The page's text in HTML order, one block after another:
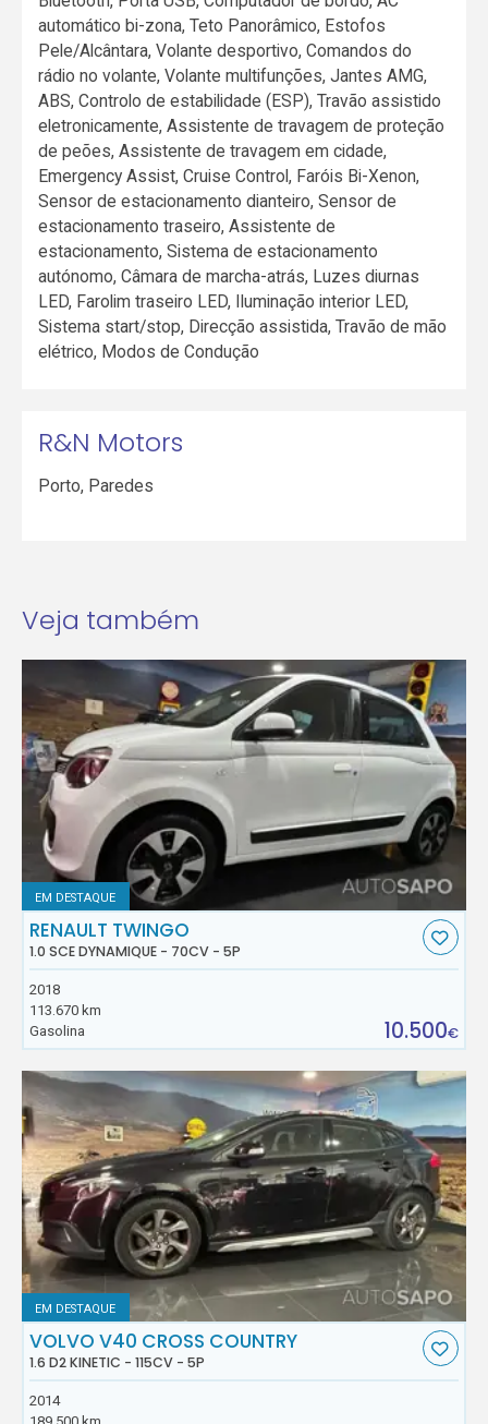
automático bi-zona, Teto Panorâmico, Estofos
Pele/Alcântara, Volante desportivo, Comandos do
rádio no volante, Volante multifunções, Jantes AMG,
ABS, Controlo de estabilidade (ESP), Travão assistido
eletronicamente, Assistente de travagem de proteção
de peões, Assistente de travagem em cidade,
Emergency Assist, Cruise Control, Faróis Bi-Xenon,
Sensor de estacionamento dianteiro, Sensor de
estacionamento traseiro, Assistente de
estacionamento, Sistema de estacionamento
autónomo, Câmara de marcha-atrás, Luzes diurnas
LED, Farolim traseiro LED, Iluminação interior LED,
Sistema start/stop, Direcção assistida, Travão de mão
elétrico, Modos de Condução
R&N Motors
Porto, Paredes
Veja também
EM DESTAQUE
RENAULT TWINGO
1.0 SCE DYNAMIQUE - 70CV - 5P
2018
113.670 km
Gasolina
10.500€
EM DESTAQUE
VOLVO V40 CROSS COUNTRY
1.6 D2 KINETIC - 115CV - 5P
2014